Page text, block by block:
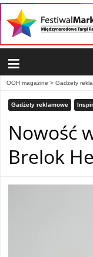
≡
OOH magazine > Gadżety
Gadżety reklamowe
Nowość
Brelok